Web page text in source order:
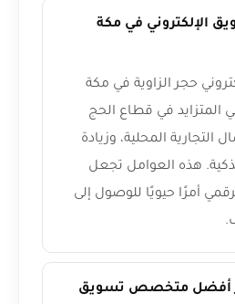
الإلكتروني في مكة
حجر الزاوية في مكة
المتزايد في قطاع الحج
التجارية المحلية، وزيادة
هذه العوامل تجعل
أمرًا حيويًا للوصول إلى
أفضل متخصص تسويق